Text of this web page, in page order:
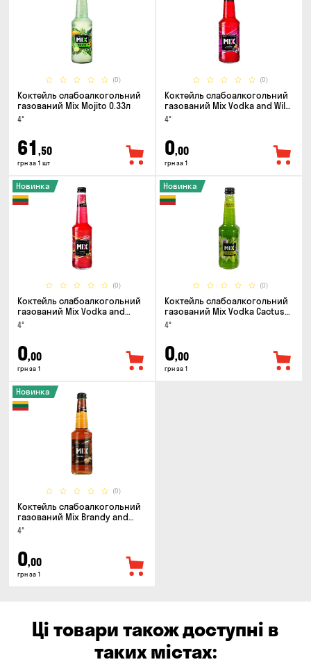
(0)
Коктейль слабоалкогольний
газований Mix Mojito 0.33л
4°
61 ,50
грн за 1 шт
(0)
Коктейль слабоалкогольний
газований Mix Vodka and Wild
Berry 0.33л
4°
0,00
грн за 1
(0)
Новинка
Коктейль слабоалкогольний
газований Mix Vodka and
Watermelon 0.33л
4°
0,00
грн за 1
(0)
Новинка
Коктейль слабоалкогольний
газований Mix Vodka Cactus
and Green Apple 0.33л
4°
0,00
грн за 1
(0)
Новинка
Коктейль слабоалкогольний
газований Mix Brandy and
Cola 0.33л
4°
0,00
грн за 1
Ці товари також доступні в
таких містах: